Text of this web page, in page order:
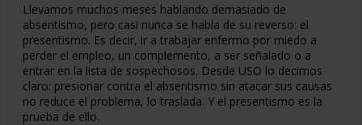
Llevamos muchos meses hablando demasiado de
absentismo, pero casi nunca se habla de su reverso: el
presentismo. Es decir, ir a trabajar enfermo por miedo a
perder el empleo, un complemento, a ser señalado o a
entrar en la lista de sospechosos. Desde USO lo decimos
claro: presionar contra el absentismo sin atacar sus causas
no reduce el problema, lo traslada. Y el presentismo es la
prueba de ello.